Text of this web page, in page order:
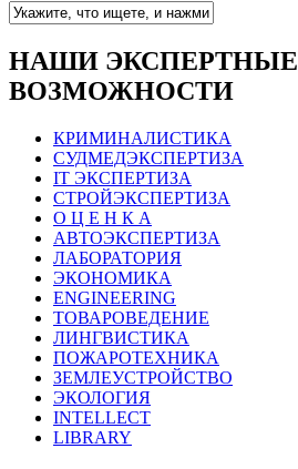
НАШИ ЭКСПЕРТНЫЕ
ВОЗМОЖНОСТИ
КРИМИНАЛИСТИКА
СУДМЕДЭКСПЕРТИЗА
IT ЭКСПЕРТИЗА
СТРОЙЭКСПЕРТИЗА
О Ц Е Н К А
АВТОЭКСПЕРТИЗА
ЛАБОРАТОРИЯ
ЭКОНОМИКА
ENGINEERING
ТОВАРОВЕДЕНИЕ
ЛИНГВИСТИКА
ПОЖАРОТЕХНИКА
ЗЕМЛЕУСТРОЙСТВО
ЭКОЛОГИЯ
INTELLECT
LIBRARY